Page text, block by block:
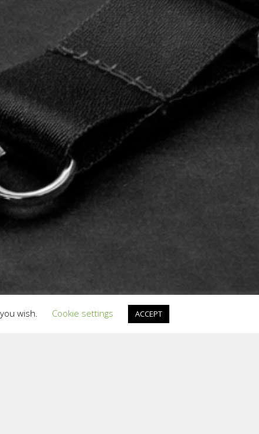
wish. Cookie settings ACCEPT